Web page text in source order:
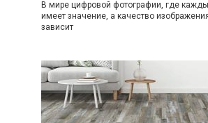
В мире цифровой фотографии, где
имеет значение, а качество
зависит